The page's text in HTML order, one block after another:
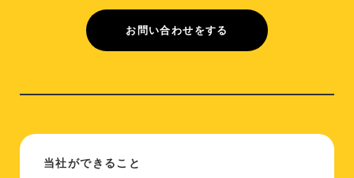
お問い合わせをする
当社ができること